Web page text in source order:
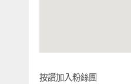
按讚加入粉絲團